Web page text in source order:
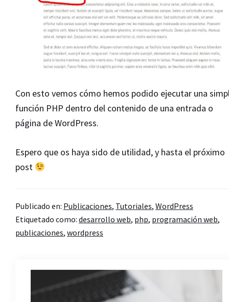
Con esto vemos cómo hemos podido ejecutar una
función PHP dentro del contenido de una entrada o
página de WordPress.
Espero que os haya sido de utilidad, y hasta el próximo
post
Publicado en: Publicaciones, Tutoriales, WordPress
Etiquetado como: desarrollo web, php, programación web,
publicaciones, wordpress